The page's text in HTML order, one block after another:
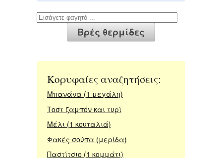
Κορυφαίες αναζητήσεις:
Μπανάνα (1 μεγάλη)
Τοστ ζαμπόν και τυρί
Μέλι (1 κουταλιά)
Φακές σούπα (μερίδα)
Παστίτσιο (1 κομμάτι)